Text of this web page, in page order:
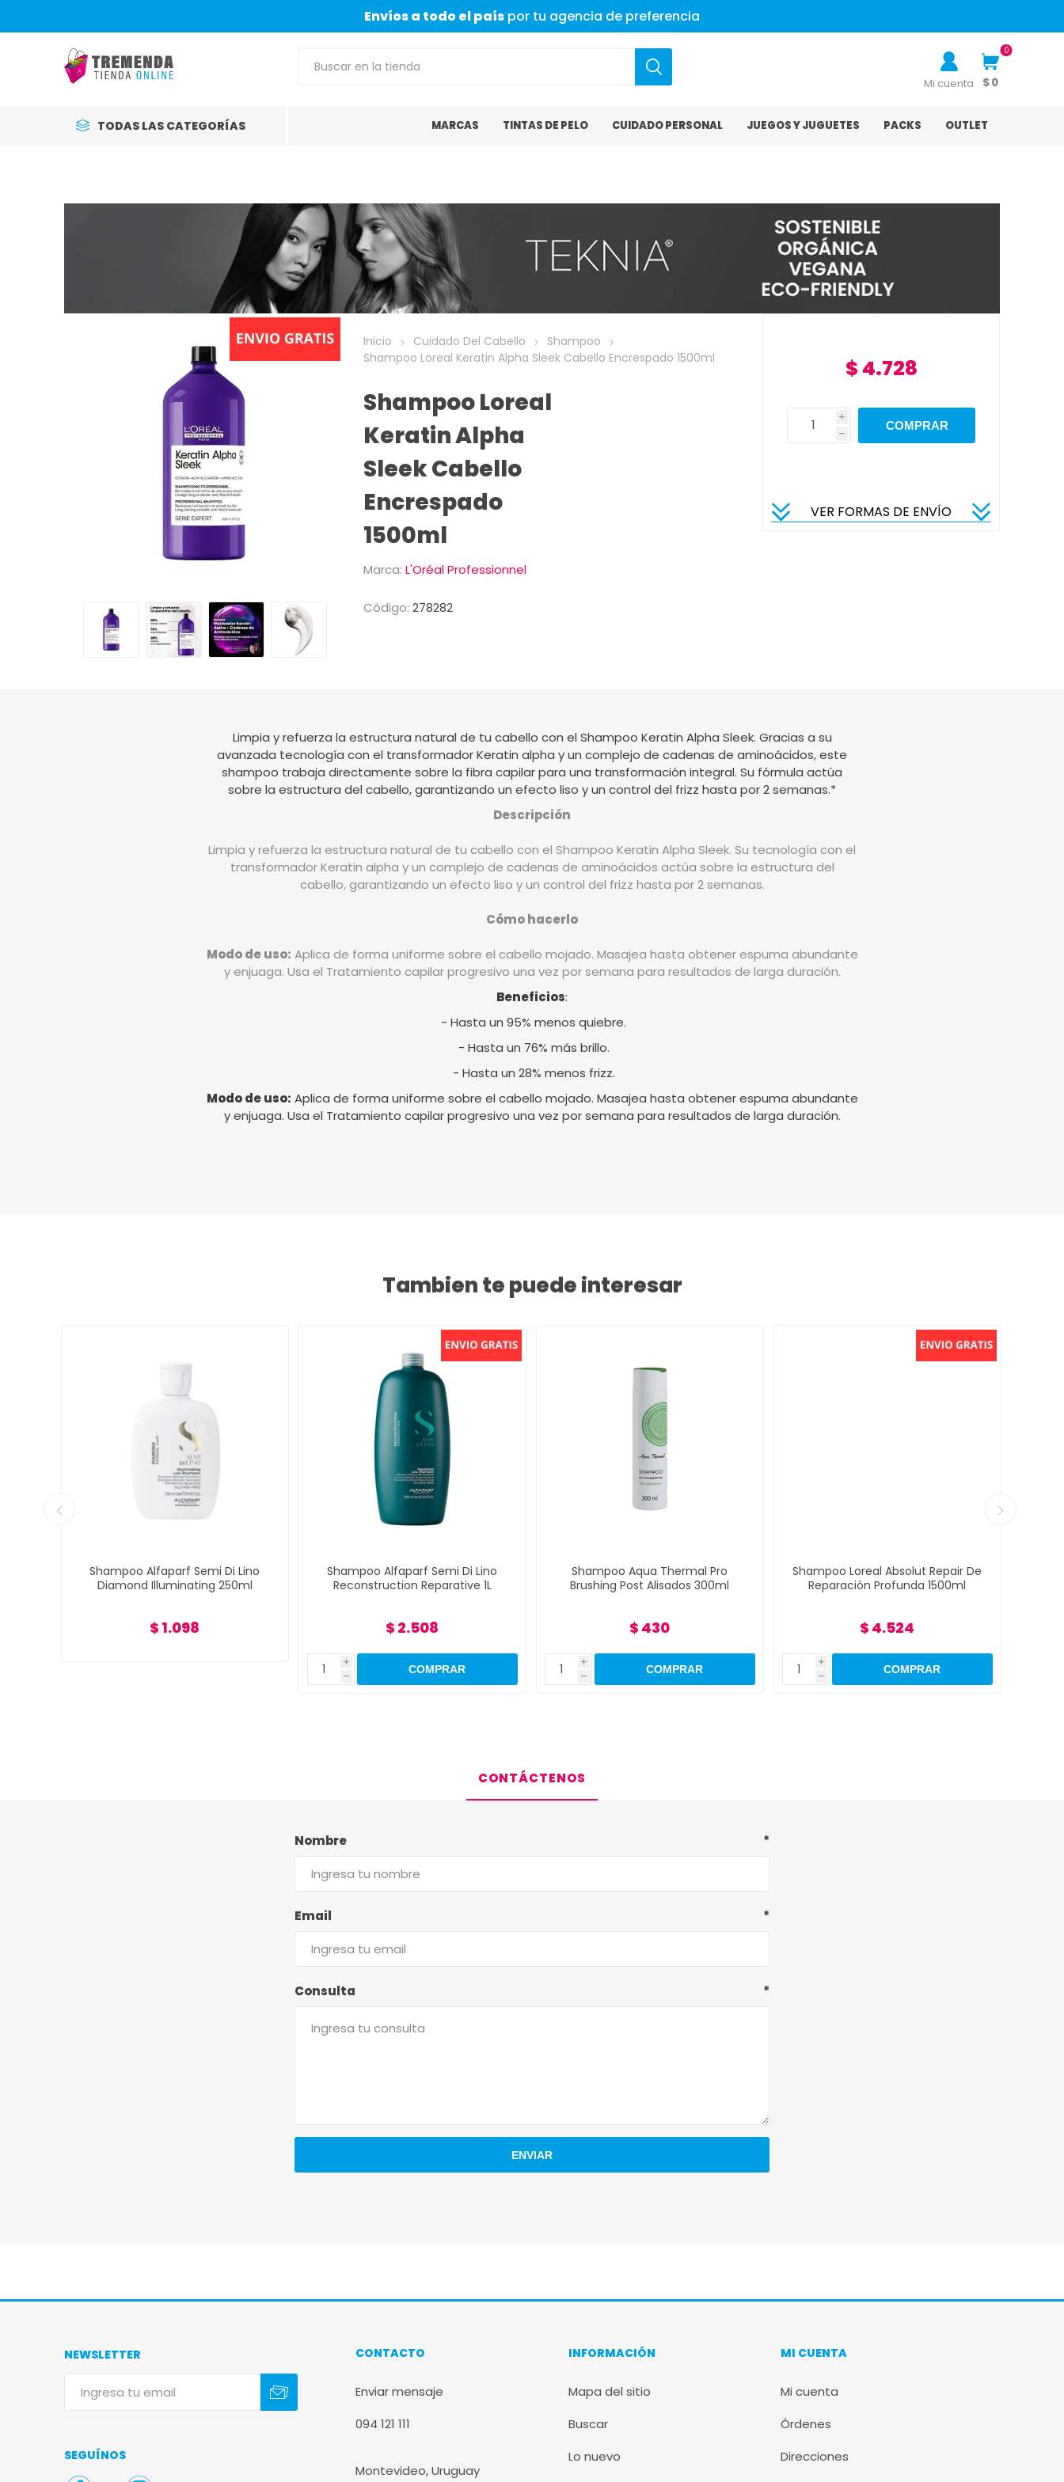
Envíos a todo el país por tu agencia de preferencia
Mi cuenta
0
$ 0
TODAS LAS CATEGORÍAS MARCAS TINTAS DE PELO CUIDADO PERSONAL JUEGOS Y JUGUETES PACKS OUTLET
Inicio Cuidado Del Cabello
Shampoo
Shampoo Loreal Keratin Alpha Sleek Cabello Encrespado 1500ml
Shampoo Loreal
Keratin Alpha
Sleek Cabello
Encrespado
1500ml
Marca: L'Oréal Professionnel
Código: 278282
$ 4.728
i
h
VER FORMAS DE ENVÍO
Limpia y refuerza la estructura natural de tu cabello con el Shampoo Keratin Alpha Sleek. Gracias a su
avanzada tecnología con el transformador Keratin alpha y un complejo de cadenas de aminoácidos, este
shampoo trabaja directamente sobre la fibra capilar para una transformación integral. Su fórmula actúa
sobre la estructura del cabello, garantizando un efecto liso y un control del frizz hasta por 2 semanas.*
Descripción
Limpia y refuerza la estructura natural de tu cabello con el Shampoo Keratin Alpha Sleek. Su tecnología con el
transformador Keratin alpha y un complejo de cadenas de aminoácidos actúa sobre la estructura del
cabello, garantizando un efecto liso y un control del frizz hasta por 2 semanas.
Cómo hacerlo
Modo de uso: Aplica de forma uniforme sobre el cabello mojado. Masajea hasta obtener espuma abundante
y enjuaga. Usa el Tratamiento capilar progresivo una vez por semana para resultados de larga duración.
Beneficios:
- Hasta un 95% menos quiebre.
- Hasta un 76% más brillo.
- Hasta un 28% menos frizz.
Modo de uso: Aplica de forma uniforme sobre el cabello mojado. Masajea hasta obtener espuma abundante
y enjuaga. Usa el Tratamiento capilar progresivo una vez por semana para resultados de larga duración.
Tambien te puede interesar
Shampoo Alfaparf Semi Di Lino
Diamond Illuminating 250ml
$ 1.098
Shampoo Alfaparf Semi Di Lino
Reconstruction Reparative 1L
$ 2.508
i
h
Shampoo Aqua Thermal Pro
Brushing Post Alisados 300ml
$ 430
i
h
Shampoo Loreal Absolut Repair De
Reparación Profunda 1500ml
$ 4.524
i
h
CONTÁCTENOS
Nombre *
Email *
Consulta *
NEWSLETTER
SEGUÍNOS
CONTACTO
Enviar mensaje
094 121 111
Montevideo, Uruguay
INFORMACIÓN
Mapa del sitio
Buscar
Lo nuevo
MI CUENTA
Mi cuenta
Órdenes
Direcciones